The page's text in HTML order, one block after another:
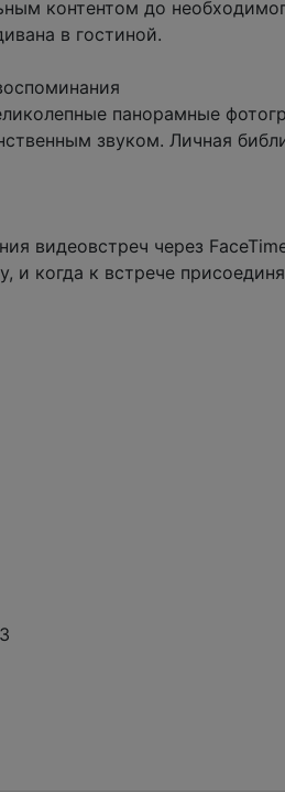
контентом до
в гостиной.
панорамные
звуком. Личная
видеовстреч через
и когда к встрече